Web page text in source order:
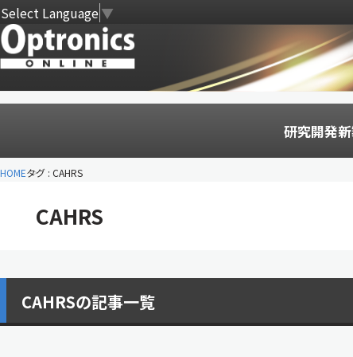
Select Language▼
研究開発
HOMEタグ : CAHRS
CAHRS
CAHRSの記事一覧